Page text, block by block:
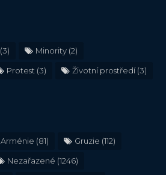
(3) Minority (2)
Protest (3) Životní prostředí(3)
Arménie (81) Gruzie (112)
Nezařazené (1246)